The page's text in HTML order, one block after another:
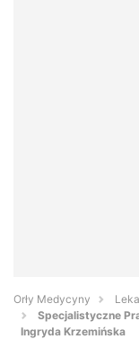
Orły Medycyny
Specjalistyczne
Ingryda Krzemińska